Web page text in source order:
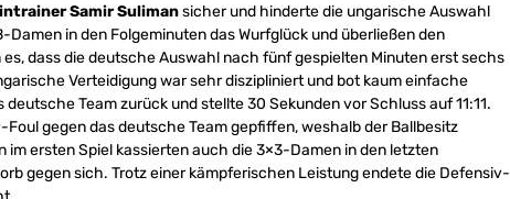
Samir Sulimansicher und hinderte die ungarische Auswahl
in den Folgeminuten das Wurfglück und überließen den
dass die deutsche Auswahl nach fünf gespielten Minuten erst sechs
Verteidigung war sehr diszipliniert und bot kaum einfache
Team zurück und stellte 30 Sekunden vor Schluss auf 11:11.
Foul gegen das deutsche Team gepfiffen, weshalb der Ballbesitz
ersten Spiel kassierten auch die 3×3-Damen in den letzten
gegen sich. Trotz einer kämpferischen Leistung endete die Defensiv-